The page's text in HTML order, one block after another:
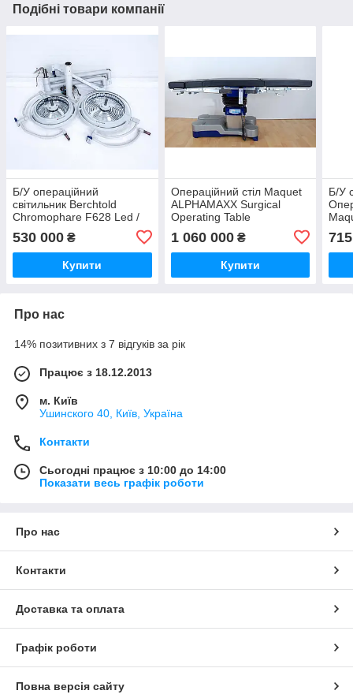
Подібні товари компанії
Б/У операційний
світильник Berchtold
Chromophare F628 Led /
530 000 ₴
Купити
Операційний стіл Maquet
ALPHAMAXX Surgical
Operating Table
1 060 000₴
Купити
Б/У
Про нас
14% позитивних з 7 відгуків за рік
Працює з 18.12.2013
м. Київ
Ушинского 40, Київ, Україна
Контакти
Сьогодні працює з 10:00 до 14:00
Показати весь графік роботи
Про нас
Контакти
Доставка та оплата
Графік роботи
Повна версія сайту